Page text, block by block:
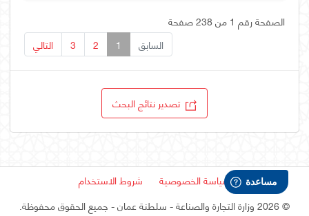
الصفحة رقم 1 من 238 صفحة
السابق
1
2
3 التالي
تصدير نتائج البحث
سياسة الخصوصية
شروط الاستخدام
©2026 وزارة التجارة والصناعة - سلطنة عمان - جميع الحقوق محفوظة.